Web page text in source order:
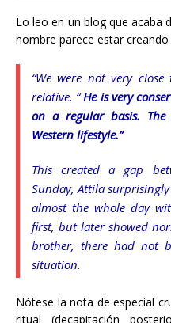
Lo leo en un blog que acaba
nombre parece estar creando
“We were not very
relative. “He is very
on a regular basis.
Western lifestyle.”
This created a gap
Sunday, Attila
almost the whole day
first, but later showed
brother, there had not
situation.
Nótese la nota de especial
ritual (decapitación